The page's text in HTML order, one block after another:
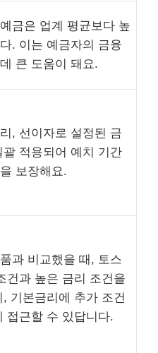
금은 업계 평균보다 높
. 이는 예금자의 금융
큰 도움이 돼요.
, 선이자로 설정된 금
적용되어 예치 기간
보장해요.
과 비교했을 때, 토스
건과 높은 금리 조건을
기본금리에 추가 조건
접근할 수 있답니다.